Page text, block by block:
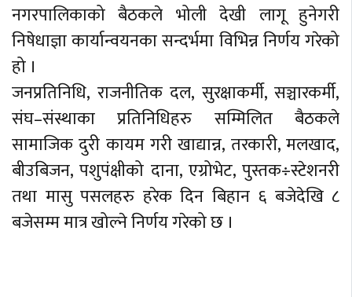
नगरपालिकाको बैठकले भोली देखी लागू हुनेगरी
निषेधाज्ञा कार्यान्वयनका सन्दर्भमा विभिन्न निर्णय गरेको
हो ।
जनप्रतिनिधि, राजनीतिक दल, सुरक्षाकर्मी, सञ्चारकर्मी,
संघ–संस्थाका प्रतिनिधिहरु सम्मिलित बैठकले
सामाजिक दुरी कायम गरी खाद्यान्न, तरकारी, मलखाद,
बीउबिजन, पशुपंक्षीको दाना, एग्रोभेट, पुस्तक÷स्टेशनरी
तथा मासु पसलहरु हरेक दिन बिहान ६ बजेदेखि ८
बजेसम्म मात्र खोल्ने निर्णय गरेको छ ।